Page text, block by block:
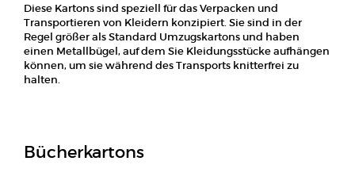
Diese Kartons sind speziell für das Verpacken und
Transportieren von Kleidern konzipiert. Sie sind in der
Regel größer als Standard Umzugskartons und haben
einen Metallbügel, auf dem Sie Kleidungsstücke aufhängen
können, um sie während des Transports knitterfrei zu
halten.
Bücherkartons